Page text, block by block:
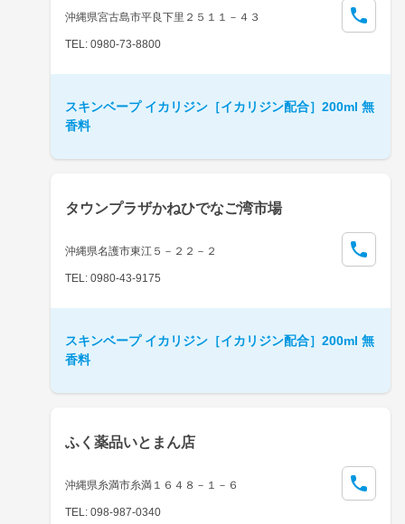
沖縄県宮古島市平良下里２５１１－４３
TEL: 0980-73-8800
スキンベープ イカリジン［イカリジン配合］200ml 無
香料
タウンプラザかねひでなご湾市場
沖縄県名護市東江５－２２－２
TEL: 0980-43-9175
スキンベープ イカリジン［イカリジン配合］200ml 無
香料
ふく薬品いとまん店
沖縄県糸満市糸満１６４８－１－６
TEL: 098-987-0340